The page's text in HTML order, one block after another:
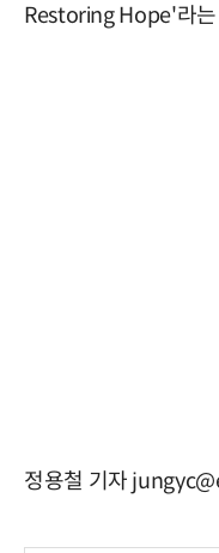
Restoring Hope'라는
정용철 기자